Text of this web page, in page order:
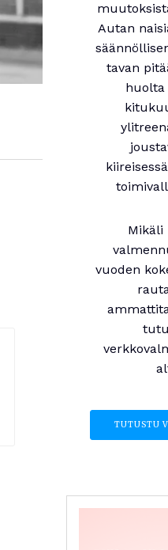
Autan
tavan
Mikäli
vuoden
TUTUSTU